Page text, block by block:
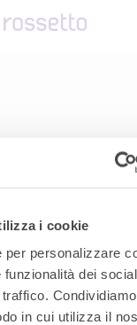
i cookie
personalizzare
dei
in cui utilizza il